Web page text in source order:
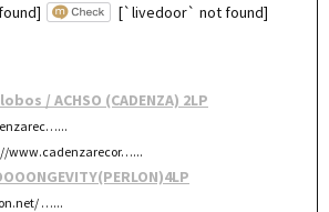
[`livedoor` not found]
/ ACHSO (CADENZA) 2LP
www.cadenzarecor…...
…...